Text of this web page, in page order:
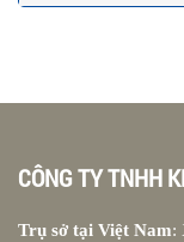
CÔNG TY TNHH
Trụ sở tại Việt Nam: